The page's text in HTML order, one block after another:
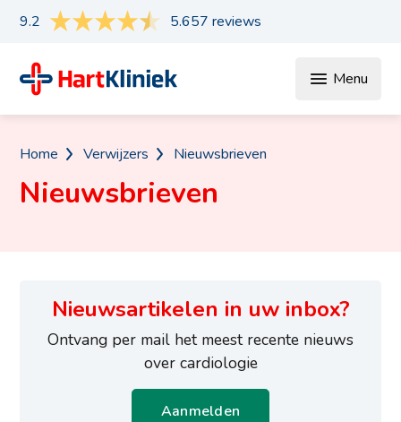
9.2 5.657 reviews
Menu
Home Verwijzers Nieuwsbrieven
Nieuwsbrieven
Nieuwsartikelen in uw inbox?
Ontvang per mail het meest recente nieuws
over cardiologie
Aanmelden